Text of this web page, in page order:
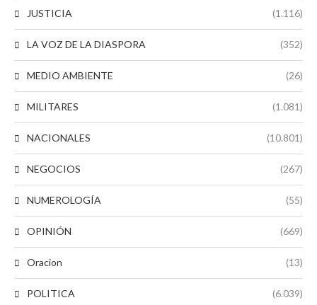
JUSTICIA (1.116)
LA VOZ DE LA DIASPORA (352)
MEDIO AMBIENTE (26)
MILITARES (1.081)
NACIONALES (10.801)
NEGOCIOS (267)
NUMEROLOGÍA (55)
OPINIÓN (669)
Oracion (13)
POLITICA (6.039)